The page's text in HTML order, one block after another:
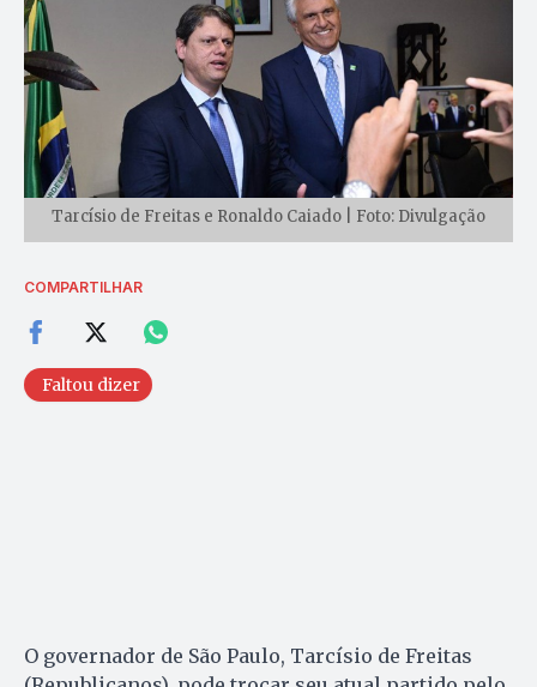
Tarcísio de Freitas e Ronaldo Caiado | Foto: Divulgação
COMPARTILHAR
Faltou dizer
O governador de São Paulo, Tarcísio de Freitas